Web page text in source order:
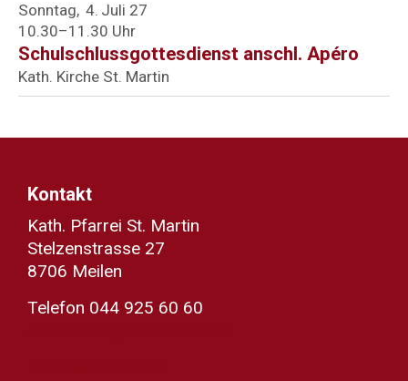
Sonntag 4 Juli 27
10.30–11.30 Uhr
Schulschlussgottesdienst anschl. Apéro
Kath. Kirche St. Martin
Kontakt
Kath. Pfarrei St. Martin
Stelzenstrasse 27
8706 Meilen
Telefon 044 925 60 60